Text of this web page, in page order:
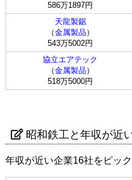
586万1897円
天龍製鋸
（金属製品 ）
543万5002円
協立エアテック
（金属製品 ）
518万5000円
昭和鉄工と年収が近
年収が近い企業16社をピッ